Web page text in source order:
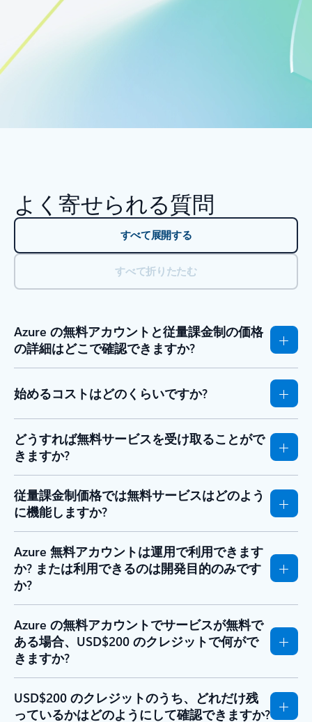
プリペイドで利用を開始する
無料枠を超えて使用したサービスに対してのみ課金されます。
よく寄せられる質問
すべて展開する
すべて折りたたむ
Azure の無料アカウントと従量課金制の価格
の詳細はどこで確認できますか?
始めるコストはどのくらいですか?
どうすれば無料サービスを受け取ることがで
きますか?
従量課金制価格では無料サービスはどのよう
に機能しますか?
Azure 無料アカウントは運用で利用できます
か? または利用できるのは開発目的のみです
か?
Azure の無料アカウントでサービスが無料で
ある場合、USD$200 のクレジットで何がで
きますか?
USD$200 のクレジットのうち、どれだけ残
っているかはどのようにして確認できますか?